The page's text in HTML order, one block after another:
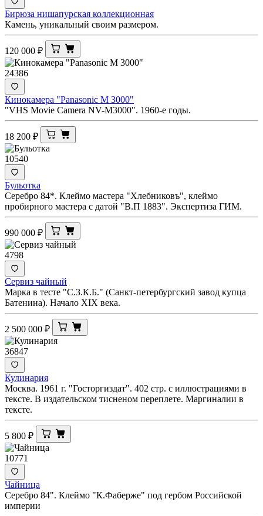
Бирюза нишапурская коллекционная
Камень, уникальный своим размером.
120 000 ₽
24386
Кинокамера "Panasonic M 3000"
"VHS Movie Camera NV-M3000". 1960-е годы.
18 200 ₽
10540
Бульотка
Серебро 84*. Клеймо мастера "Хлебниковъ", клеймо
пробирного мастера с датой "В.П 1883". Экспертиза ГИМ.
990 000 ₽
4798
Сервиз чайный
Марка в тесте "С.З.К.Б." (Санкт-петербургский завод купца
Батенина). Начало XIX века.
2 500 000 ₽
36847
Кулинария
Москва. 1961 г. "Госторгиздат". 402 стр. с иллюстрациями в
тексте. В издательском тисненом переплете. Маргиналии в
тексте.
5 800 ₽
10771
Чайница
Серебро 84". Клеймо "К.Фаберже" под гербом Российской
империи